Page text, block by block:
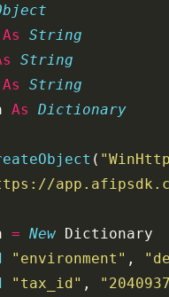
As
String
String
As
String
As Dictionary
(
= New Dictionary
"environment" ,
"tax_id" ,